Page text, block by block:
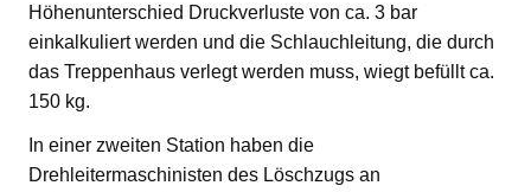
Höhenunterschied Druckverluste von ca. 3 bar
einkalkuliert werden und die Schlauchleitung, die durch
das Treppenhaus verlegt werden muss, wiegt befüllt ca.
150 kg.
In einer zweiten Station haben die
Drehleitermaschinisten des Löschzugs an